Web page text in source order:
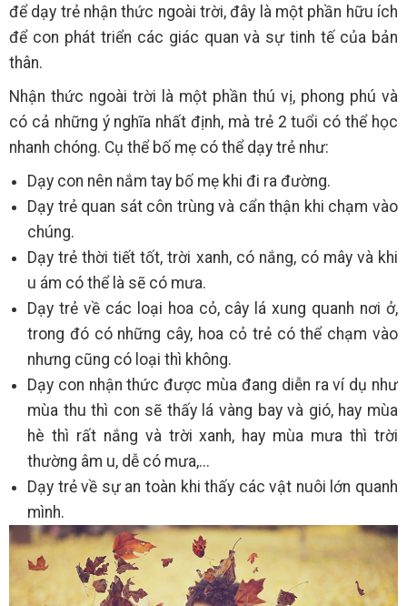
để dạy trẻ nhận thức ngoài trời, đây là một phần hữu ích
để con phát triển các giác quan và sự tinh tế của bản
thân.
Nhận thức ngoài trời là một phần thú vị, phong phú và
có cả những ý nghĩa nhất định, mà trẻ 2 tuổi có thể học
nhanh chóng. Cụ thể bố mẹ có thể dạy trẻ như:
Dạy con nên nắm tay bố mẹ khi đi ra đường.
Dạy trẻ quan sát côn trùng và cẩn thận khi chạm vào
chúng.
Dạy trẻ thời tiết tốt, trời xanh, có nắng, có mây và khi
u ám có thể là sẽ có mưa.
Dạy trẻ về các loại hoa cỏ, cây lá xung quanh nơi ở,
trong đó có những cây, hoa cỏ trẻ có thể chạm vào
nhưng cũng có loại thì không.
Dạy con nhận thức được mùa đang diễn ra ví dụ như
mùa thu thì con sẽ thấy lá vàng bay và gió, hay mùa
hè thì rất nắng và trời xanh, hay mùa mưa thì trời
thường âm u, dễ có mưa,...
Dạy trẻ về sự an toàn khi thấy các vật nuôi lớn quanh
mình.